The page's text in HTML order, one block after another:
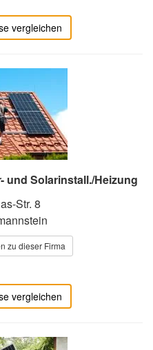
vergleichen
und Solarinstall./Heizung
Str. 8
zu dieser Firma
vergleichen